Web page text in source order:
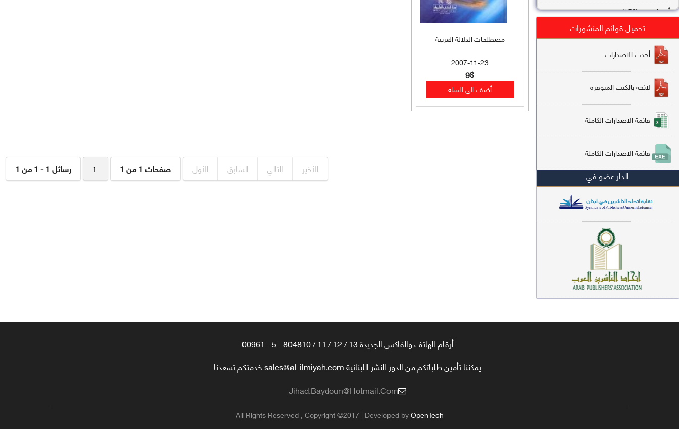
أصول فقه (158)
تاريخ (138)
فقه شافعي (132)
فقه حنفي (113)
فقه مالكي (112)
تفسير قرآن (106)
علم كلام (96)
أخلاق وتصوف (91)
سير وتراجم (90)
معاجم لغوية (89)
سيرة نبوية وتصوف (81)
دراسات إسلامية (75)
شعر (72)
علوم قرآن (66)
فقه عام وأحكام فقهية (62)
تحميل قوائم المنشورات
أحدث الاصدارات
لائحه يالكتب المتوفرة
قائمة الاصدارات الكاملة
قائمة الاصدارات الكاملة
الدار عضو في
مصطلحات الدلالة العربية
2007-11-23
9$
رسائل 1 - 1 من 1 1 صفحات 1 من 1 الأول السابق التالي الأخير
أرقام الهاتف والفاكس الجديدة 13 / 12 / 11 / 804810 - 5 - 00961
يمكننا تأمين طلباتكم من الدور النشر اللبنانية sales@al-ilmiyah.com خدمتكم تسعدنا
Jihad.baydoun@hotmail.com
All Rights Reserved , Copyright ©2017 | Developed byOpenTech